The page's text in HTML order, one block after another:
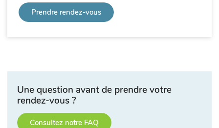
Prendre rendez-vous
Une question avant de prendre votre
rendez-vous ?
Consultez notre FAQ